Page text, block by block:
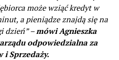
może wziąć kredyt w
a pieniądze znajdą się na
dzień” –mówi Agnieszka
odpowiedzialna za
i Sprzedaży.